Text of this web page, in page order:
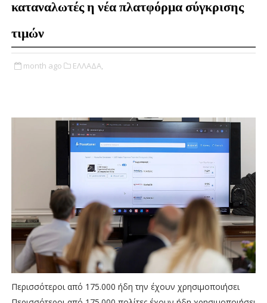
καταναλωτές η νέα πλατφόρμα σύγκρισης
τιμών
month ago ΕΛΛΑΔΑ,
Περισσότεροι από 175.000 ήδη την έχουν χρησιμοποιήσει